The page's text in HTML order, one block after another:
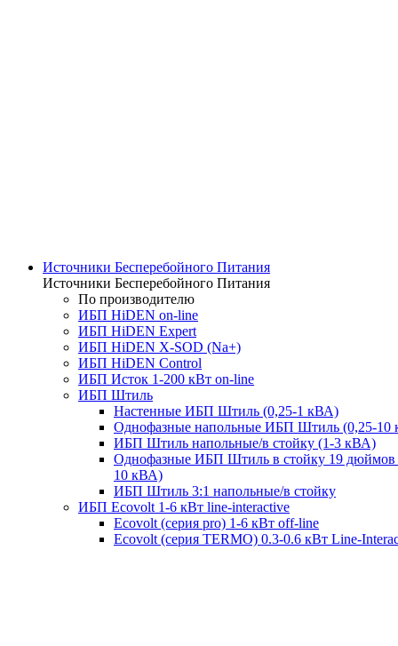
Источники Бесперебойного Питания
Источники Бесперебойного Питания
По производителю
ИБП HiDEN on-line
ИБП HiDEN Expert
ИБП HiDEN X-SOD (Na+)
ИБП HiDEN Control
ИБП Исток 1-200 кВт on-line
ИБП Штиль
Настенные ИБП Штиль (0,25-1 кВА)
Однофазные напольные ИБП Штиль (0,25-10
ИБП Штиль напольные/в стойку (1-3 кВА)
Однофазные ИБП Штиль в стойку 19 дюймов
10 кВА)
ИБП Штиль 3:1 напольные/в стойку
ИБП Ecovolt 1-6 кВт line-interactive
Ecovolt (серия pro) 1-6 кВт off-line
Ecovolt (серия TERMO) 0.3-0.6 кВт Line-